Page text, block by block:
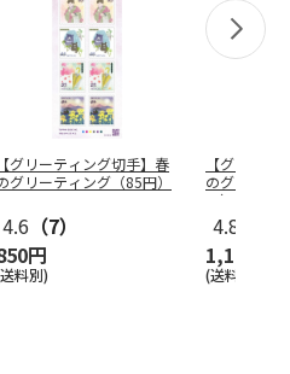
【グリーティング切手】春
グリーティング（85円）
4.6 （7）
円
料別)
【グリーテ
のグリーテ
円）
4.8
1,100円
(送料別)